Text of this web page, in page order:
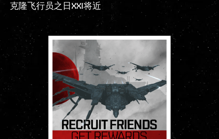
克隆飞行员之日XXI将近